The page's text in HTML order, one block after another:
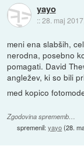
yayo
::28. maj
meni ena slabših,
nerodna, posebno
pomagati. David
angležev, ki so bili
med kopico
Zgodovina sprememb…
spremenil:yayo(28.